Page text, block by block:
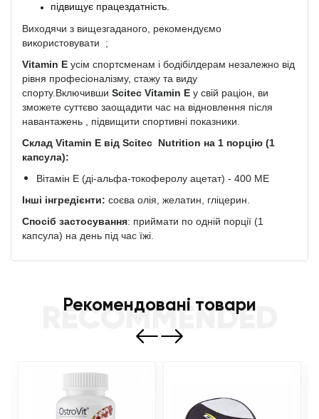
підвищує працездатність.
Виходячи з вищезгаданого, рекомендуємо
використовувати ;
Vitamin E усім спортсменам і бодібілдерам незалежно від
рівня професіоналізму, стажу та виду
спорту.Включивши Scitec Vitamin E у свій раціон, ви
зможете суттєво заощадити час на відновлення після
навантажень , підвищити спортивні показники.
Склад Vitamin E від Scitec Nutrition на 1 порцію (1
капсула):
Вітамін E (ді-альфа-токоферолу ацетат) - 400 МЕ
Інші інгредієнти: соєва олія, желатин, гліцерин.
Спосіб застосування: приймати по одній порції (1
капсула) на день під час їжі.
RECOMMENDED
Рекомендовані товари